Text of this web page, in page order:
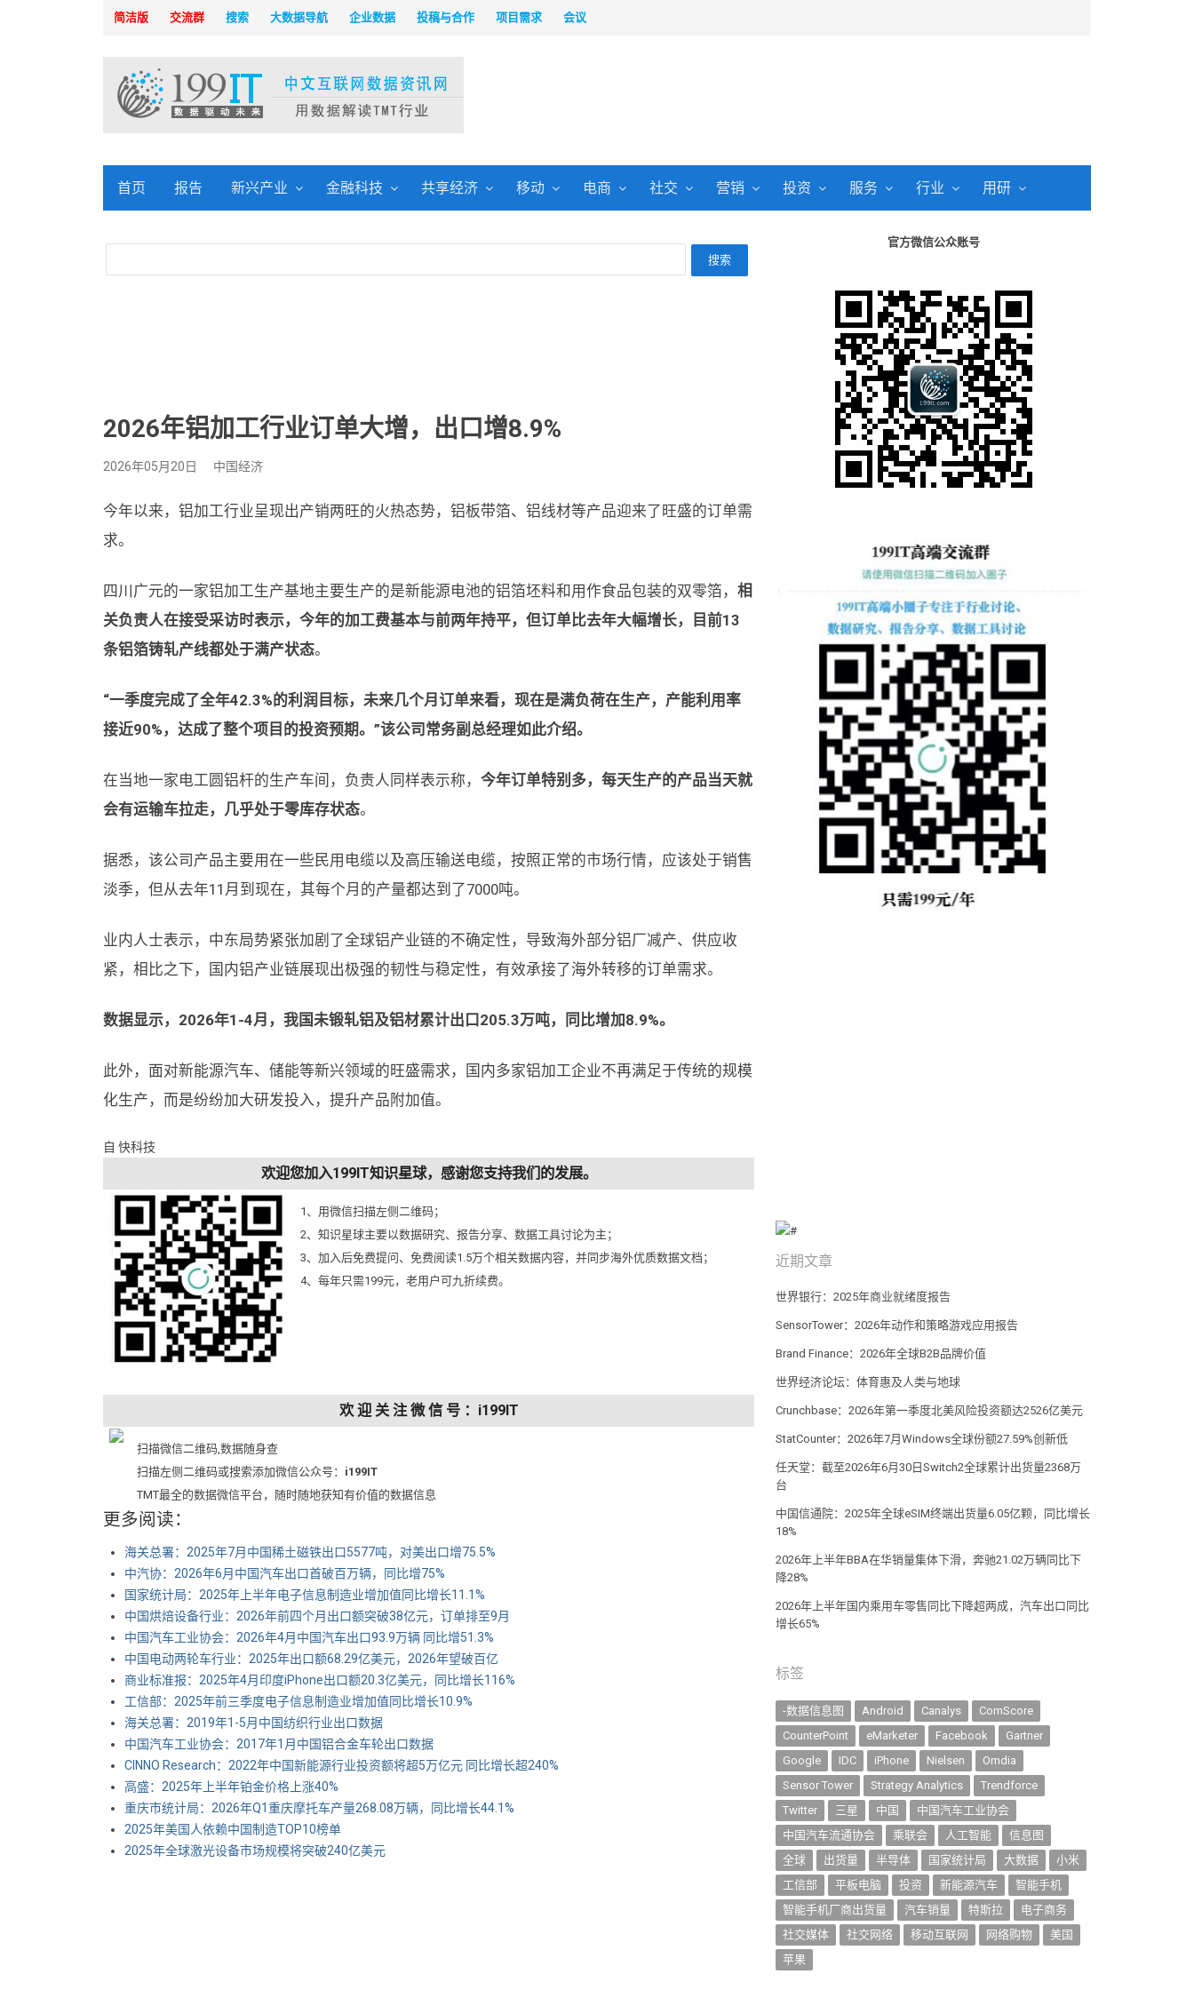
简洁版 交流群 搜索 大数据导航 企业数据 投稿与合作 项目需求 会议
首页 报告 新兴产业 金融科技 共享经济 移动 电商 社交 营销 投资 服务 行业 用研
2026年铝加工行业订单大增，出口增8.9%
2026年05月20日 中国经济
今年以来，铝加工行业呈现出产销两旺的火热态势，铝板带箔、铝线材等产品迎来了旺盛的订单需
求。
四川广元的一家铝加工生产基地主要生产的是新能源电池的铝箔坯料和用作食品包装的双零箔， 相
关负责人在接受采访时表示，今年的加工费基本与前两年持平，但订单比去年大幅增长，目前13
条铝箔铸轧产线都处于满产状态。
“一季度完成了全年42.3%的利润目标，未来几个月订单来看，现在是满负荷在生产，产能利用率
接近90%，达成了整个项目的投资预期。”该公司常务副总经理如此介绍。
在当地一家电工圆铝杆的生产车间，负责人同样表示称， 今年订单特别多，每天生产的产品当天就
会有运输车拉走，几乎处于零库存状态。
据悉，该公司产品主要用在一些民用电缆以及高压输送电缆，按照正常的市场行情，应该处于销售
淡季，但从去年11月到现在，其每个月的产量都达到了7000吨。
业内人士表示，中东局势紧张加剧了全球铝产业链的不确定性，导致海外部分铝厂减产、供应收
紧，相比之下，国内铝产业链展现出极强的韧性与稳定性，有效承接了海外转移的订单需求。
数据显示，2026年1-4月，我国未锻轧铝及铝材累计出口205.3万吨，同比增加8.9%。
此外，面对新能源汽车、储能等新兴领域的旺盛需求，国内多家铝加工企业不再满足于传统的规模
化生产，而是纷纷加大研发投入，提升产品附加值。
自 快科技
欢迎您加入199IT知识星球，感谢您支持我们的发展。
1、用微信扫描左侧二维码；
2、知识星球主要以数据研究、报告分享、数据工具讨论为主；
3、加入后免费提问、免费阅读1.5万个相关数据内容，并同步海外优质数据文档；
4、每年只需199元，老用户可九折续费。
欢 迎 关 注 微 信 号 ：i199IT
扫描微信二维码,数据随身查
扫描左侧二维码或搜索添加微信公众号： i199IT
TMT最全的数据微信平台，随时随地获知有价值的数据信息
更多阅读：
海关总署：2025年7月中国稀土磁铁出口5577吨，对美出口增75.5%
中汽协：2026年6月中国汽车出口首破百万辆，同比增75%
国家统计局：2025年上半年电子信息制造业增加值同比增长11.1%
中国烘焙设备行业：2026年前四个月出口额突破38亿元，订单排至9月
中国汽车工业协会：2026年4月中国汽车出口93.9万辆 同比增51.3%
中国电动两轮车行业：2025年出口额68.29亿美元，2026年望破百亿
商业标准报：2025年4月印度iPhone出口额20.3亿美元，同比增长116%
工信部：2025年前三季度电子信息制造业增加值同比增长10.9%
海关总署：2019年1-5月中国纺织行业出口数据
中国汽车工业协会：2017年1月中国铝合金车轮出口数据
CINNO Research：2022年中国新能源行业投资额将超5万亿元 同比增长超240%
高盛：2025年上半年铂金价格上涨40%
重庆市统计局：2026年Q1重庆摩托车产量268.08万辆，同比增长44.1%
2025年美国人依赖中国制造TOP10榜单
2025年全球激光设备市场规模将突破240亿美元
官方微信公众账号
近期文章
世界银行：2025年商业就绪度报告
SensorTower：2026年动作和策略游戏应用报告
Brand Finance：2026年全球B2B品牌价值
世界经济论坛：体育惠及人类与地球
Crunchbase：2026年第一季度北美风险投资额达2526亿美元
StatCounter：2026年7月Windows全球份额27.59%创新低
任天堂：截至2026年6月30日Switch2全球累计出货量2368万
台
中国信通院：2025年全球eSIM终端出货量6.05亿颗，同比增长
18%
2026年上半年BBA在华销量集体下滑，奔驰21.02万辆同比下
降28%
2026年上半年国内乘用车零售同比下降超两成，汽车出口同比
增长65%
标签
-数据信息图 Android Canalys
ComScore
CounterPoint
eMarketer Facebook
Gartner
Google
IDC iPhone Nielsen
Omdia
Sensor Tower
Strategy Analytics
Trendforce
Twitter
三星 中国
中国汽车工业协会
中国汽车流通协会
乘联会 人工智能
信息图
全球
出货量 半导体 国家统计局 大数据
小米
工信部
平板电脑 投资 新能源汽车
智能手机
智能手机厂商出货量
汽车销量 特斯拉
电子商务
社交媒体
社交网络 移动互联网 网络购物
美国
苹果